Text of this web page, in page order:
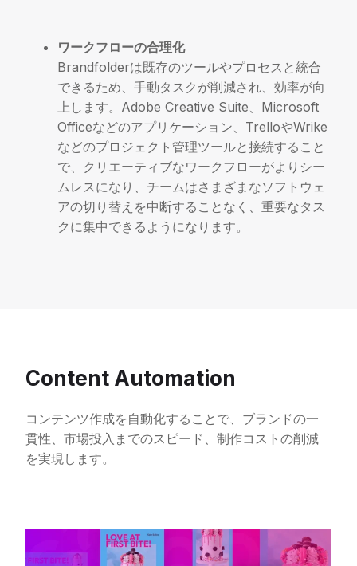
ワークフローの合理化
Brandfolderは既存のツールやプロセスと統合
できるため、手動タスクが削減され、効率が向
上します。Adobe Creative Suite、Microsoft
Officeなどのアプリケーション、TrelloやWrike
などのプロジェクト管理ツールと接続すること
で、クリエーティブなワークフローがよりシー
ムレスになり、チームはさまざまなソフトウェ
アの切り替えを中断することなく、重要なタス
クに集中できるようになります。
Content Automation
コンテンツ作成を自動化することで、ブランドの一
貫性、市場投入までのスピード、制作コストの削減
を実現します。